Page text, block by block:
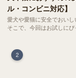
ル・コンビニ対応】
愛犬や愛猫に安全でおいし
そこで、今回はお試しに
2